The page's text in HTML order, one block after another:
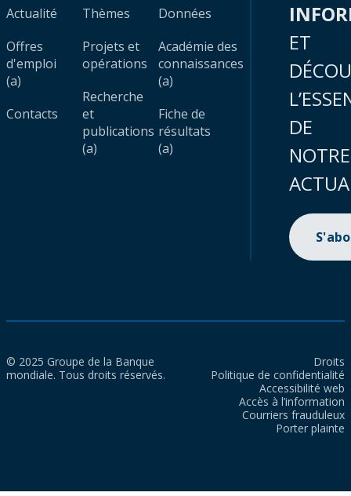
Actualité
Offres
d'emploi
(a)
Contacts
Thèmes
Projets et
opérations
Recherche
et
publications
(a)
Données
Académie des
connaissances
(a)
Fiche de
résultats
(a)
ET
DE
NOTRE
© 2025 Groupe de la Banque
mondiale. Tous droits réservés.
Droits
Politique de confidentialité
Accessibilité web
Accès à l’information
Courriers frauduleux
Porter plainte